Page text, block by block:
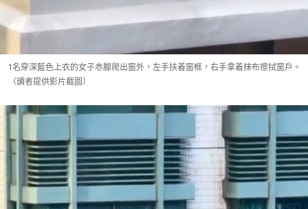
1名穿深藍色上衣的女子赤腳爬出窗外，左手扶着窗框，右手拿着抹布擦拭窗戶。
（讀者提供影片截圖）